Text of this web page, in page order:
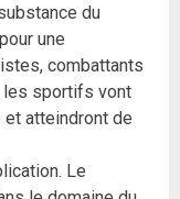
du
une
combattants
les sportifs vont
et atteindront de
Le